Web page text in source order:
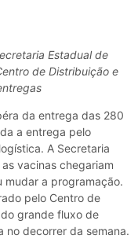
Estadual de
de Distribuição e
da entrega das 280
a entrega pelo
A Secretaria
vacinas chegariam
mudar a programação.
pelo Centro de
grande fluxo de
no decorrer da semana.